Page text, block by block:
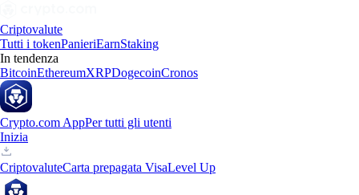
Criptovalute
Tutti i tokenPanieriEarnStaking
In tendenza
BitcoinEthereumXRPDogecoinCronos
Crypto.com AppPer tutti gli utenti
Inizia
CriptovaluteCarta prepagata VisaLevel Up